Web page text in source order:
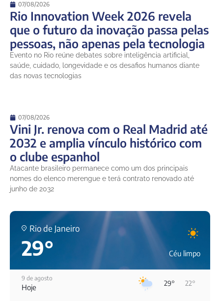
07/08/2026
Rio Innovation Week 2026 revela
que o futuro da inovação passa pelas
pessoas, não apenas pela tecnologia
Evento no Rio reúne debates sobre inteligência artificial,
saúde, cuidado, longevidade e os desafios humanos diante
das novas tecnologias
07/08/2026
Vini Jr. renova com o Real Madrid até
2032 e amplia vínculo histórico com
o clube espanhol
Atacante brasileiro permanece como um dos principais
nomes do elenco merengue e terá contrato renovado até
junho de 2032
Rio de Janeiro
29° Céu limpo
9 de agosto
Hoje 29° 22°